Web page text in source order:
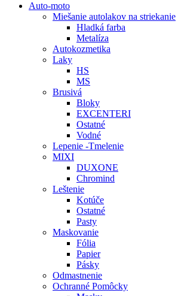
Auto-moto
Miešanie autolakov na striekanie
Hladká farba
Metalíza
Autokozmetika
Laky
HS
MS
Brusivá
Bloky
EXCENTERI
Ostatné
Vodné
Lepenie -Tmelenie
MIXI
DUXONE
Chromind
Leštenie
Kotúče
Ostatné
Pasty
Maskovanie
Fólia
Papier
Pásky
Odmastnenie
Ochranné Pomôcky